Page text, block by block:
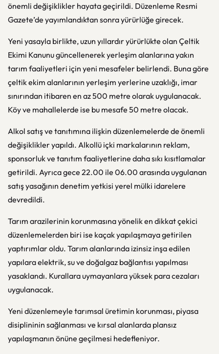
önemli değişiklikler hayata geçirildi. Düzenleme Resmi
Gazete’de yayımlandıktan sonra yürürlüğe girecek.
Yeni yasayla birlikte, uzun yıllardır yürürlükte olan Çeltik
Ekimi Kanunu güncellenerek yerleşim alanlarına yakın
tarım faaliyetleri için yeni mesafeler belirlendi. Buna göre
çeltik ekim alanlarının yerleşim yerlerine uzaklığı, imar
sınırından itibaren en az 500 metre olarak uygulanacak.
Köy ve mahallelerde ise bu mesafe 50 metre olacak.
Alkol satış ve tanıtımına ilişkin düzenlemelerde de önemli
değişiklikler yapıldı. Alkollü içki markalarının reklam,
sponsorluk ve tanıtım faaliyetlerine daha sıkı kısıtlamalar
getirildi. Ayrıca gece 22.00 ile 06.00 arasında uygulanan
satış yasağının denetim yetkisi yerel mülki idarelere
devredildi.
Tarım arazilerinin korunmasına yönelik en dikkat çekici
düzenlemelerden biri ise kaçak yapılaşmaya getirilen
yaptırımlar oldu. Tarım alanlarında izinsiz inşa edilen
yapılara elektrik, su ve doğalgaz bağlantısı yapılması
yasaklandı. Kurallara uymayanlara yüksek para cezaları
uygulanacak.
Yeni düzenlemeyle tarımsal üretimin korunması, piyasa
disiplininin sağlanması ve kırsal alanlarda plansız
yapılaşmanın önüne geçilmesi hedefleniyor.